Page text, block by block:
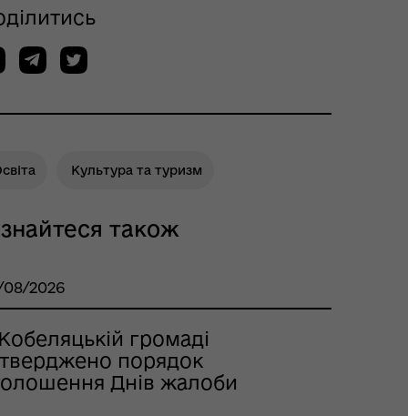
Культура та туризм
також
2026
громаді
порядок
Днів жалоби